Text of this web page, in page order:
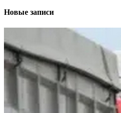
Новые записи